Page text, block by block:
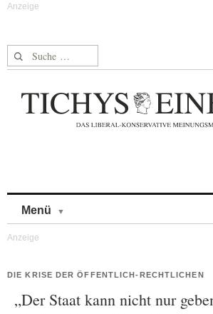
Suche nach:
Menü
DIE KRISE DER ÖFFENTLICH-RECHTLICHEN
„Der Staat kann nicht nur